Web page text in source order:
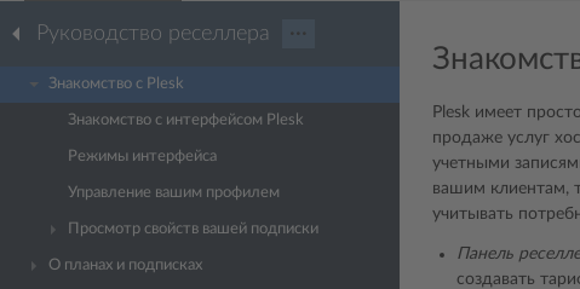
Руководство реселлера ···
Знакомство с Plesk
Знакомство с интерфейсом Plesk
Режимы интерфейса
Управление вашим профилем
Просмотр свойств вашей подписки
О планах и подписках
Plesk имеет
продаже услуг
учетными
вашим клиентам,
учитывать
Панель
создавать